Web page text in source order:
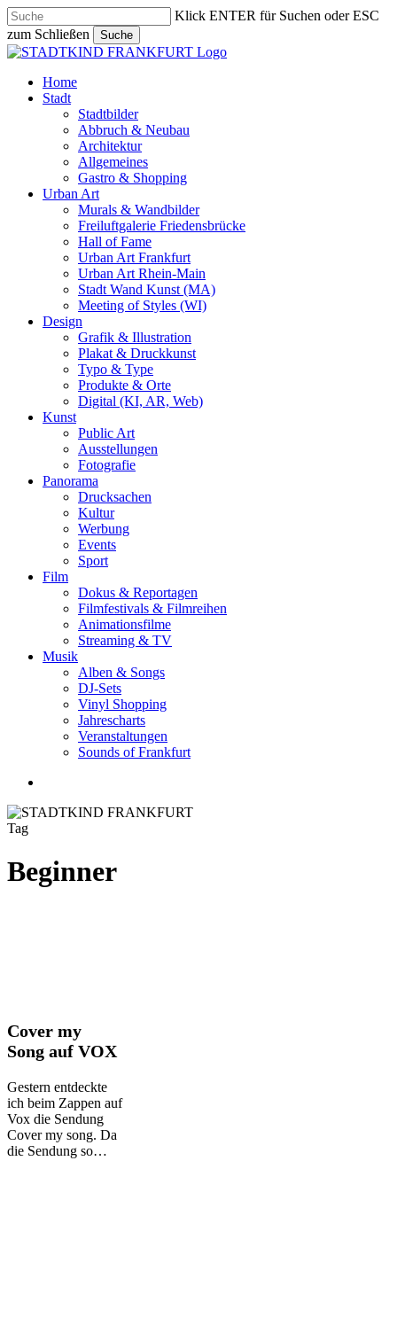
Skip
to
main
content
Klick ENTER für Suchen oder ESC
zum Schließen
Suche
Close
search
Menu
Home
Stadt
Stadtbilder
Abbruch & Neubau
Architektur
Allgemeines
Gastro & Shopping
Urban Art
Murals & Wandbilder
Freiluftgalerie Friedensbrücke
Hall of Fame
Urban Art Frankfurt
Urban Art Rhein-Main
Stadt Wand Kunst (MA)
Meeting of Styles (WI)
Design
Grafik & Illustration
Plakat & Druckkunst
Typo & Type
Produkte & Orte
Digital (KI, AR, Web)
Kunst
Public Art
Ausstellungen
Fotografie
Panorama
Drucksachen
Kultur
Werbung
Events
Sport
Film
Dokus & Reportagen
Filmfestivals & Filmreihen
Animationsfilme
Streaming & TV
Musik
Alben & Songs
DJ-Sets
Vinyl Shopping
Jahrescharts
Veranstaltungen
Sounds of Frankfurt
Tag
Beginner
Cover
my
Song
VOX
Cover my
Song auf VOX
Gestern entdeckte
ich beim Zappen auf
Vox die Sendung
Cover my song. Da
die Sendung so…